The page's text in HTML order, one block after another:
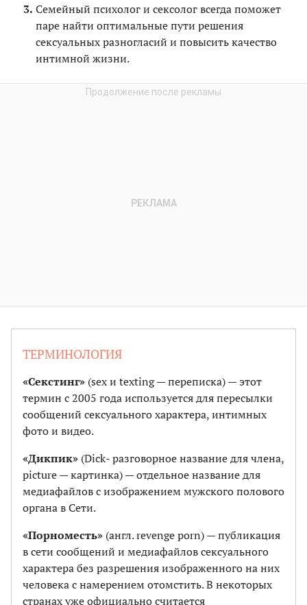
Семейный психолог и сексолог всегда поможет
паре найти оптимальные пути решения
сексуальных разногласий и повысить качество
интимной жизни.
ТЕРМИНОЛОГИЯ
«Секстинг» (sex и texting — переписка) — этот
термин с 2005 года используется для пересылки
сообщений сексуального характера, интимных
фото и видео.
«Дикпик» (Dick- разговорное название для члена,
picture — картинка) — отдельное название для
медиафайлов с изображением мужского полового
органа в Сети.
«Порноместь» (англ. revenge porn) — публикация
в сети сообщений и медиафайлов сексуального
характера без разрешения изображенного на них
человека с намерением отомстить. В некоторых
странах уже официально считается